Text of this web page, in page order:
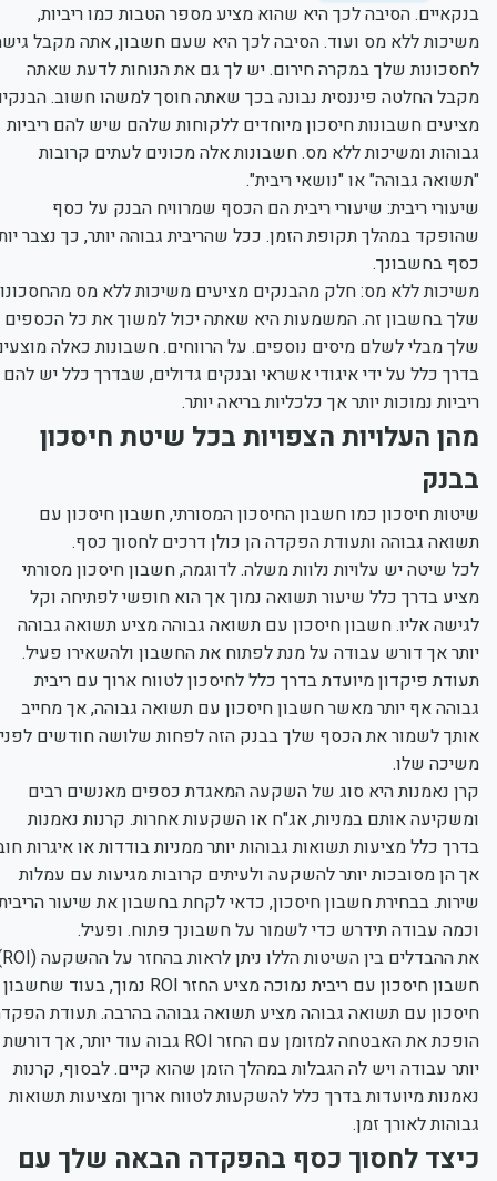
בנקאיים. הסיבה לכך היא שהוא מציע מספר הטבות כמו ריביות,
משיכות ללא מס ועוד. הסיבה לכך היא שעם חשבון, אתה מקבל גישה
לחסכונות שלך במקרה חירום. יש לך גם את הנוחות לדעת שאתה
מקבל החלטה פיננסית נבונה בכך שאתה חוסך למשהו חשוב. הבנקים
מציעים חשבונות חיסכון מיוחדים ללקוחות שלהם שיש להם ריביות
גבוהות ומשיכות ללא מס. חשבונות אלה מכונים לעתים קרובות
"תשואה גבוהה" או "נושאי ריבית".
שיעורי ריבית: שיעורי ריבית הם הכסף שמרוויח הבנק על כסף
שהופקד במהלך תקופת הזמן. ככל שהריבית גבוהה יותר, כך נצבר יותר
כסף בחשבונך.
משיכות ללא מס: חלק מהבנקים מציעים משיכות ללא מס מהחסכונות
שלך בחשבון זה. המשמעות היא שאתה יכול למשוך את כל הכספים
שלך מבלי לשלם מיסים נוספים. על הרווחים. חשבונות כאלה מוצעים
בדרך כלל על ידי איגודי אשראי ובנקים גדולים, שבדרך כלל יש להם
ריביות נמוכות יותר אך כלכליות בריאה יותר.
מהן העלויות הצפויות בכל שיטת חיסכון
בבנק
שיטות חיסכון כמו חשבון החיסכון המסורתי, חשבון חיסכון עם
תשואה גבוהה ותעודת הפקדה הן כולן דרכים לחסוך כסף.
לכל שיטה יש עלויות נלוות משלה. לדוגמה, חשבון חיסכון מסורתי
מציע בדרך כלל שיעור תשואה נמוך אך הוא חופשי לפתיחה וקל
לגישה אליו. חשבון חיסכון עם תשואה גבוהה מציע תשואה גבוהה
יותר אך דורש עבודה על מנת לפתוח את החשבון ולהשאירו פעיל.
תעודת פיקדון מיועדת בדרך כלל לחיסכון לטווח ארוך עם ריבית
גבוהה אף יותר מאשר חשבון חיסכון עם תשואה גבוהה, אך מחייב
אותך לשמור את הכסף שלך בבנק הזה לפחות שלושה חודשים לפני
משיכה שלו.
קרן נאמנות היא סוג של השקעה המאגדת כספים מאנשים רבים
ומשקיעה אותם במניות, אג"ח או השקעות אחרות. קרנות נאמנות
בדרך כלל מציעות תשואות גבוהות יותר ממניות בודדות או איגרות חוב,
אך הן מסובכות יותר להשקעה ולעיתים קרובות מגיעות עם עמלות
שירות. בבחירת חשבון חיסכון, כדאי לקחת בחשבון את שיעור הריבית
וכמה עבודה תידרש כדי לשמור על חשבונך פתוח. ופעיל.
את ההבדלים בין השיטות הללו ניתן לראות בהחזר על ההשקעה (ROI).
חשבון חיסכון עם ריבית נמוכה מציע החזר ROI נמוך, בעוד שחשבון
חיסכון עם תשואה גבוהה מציע תשואה גבוהה בהרבה. תעודת הפקדה
הופכת את האבטחה למזומן עם החזר ROI גבוה עוד יותר, אך דורשת
יותר עבודה ויש לה הגבלות במהלך הזמן שהוא קיים. לבסוף, קרנות
נאמנות מיועדות בדרך כלל להשקעות לטווח ארוך ומציעות תשואות
גבוהות לאורך זמן.
כיצד לחסוך כסף בהפקדה הבאה שלך עם